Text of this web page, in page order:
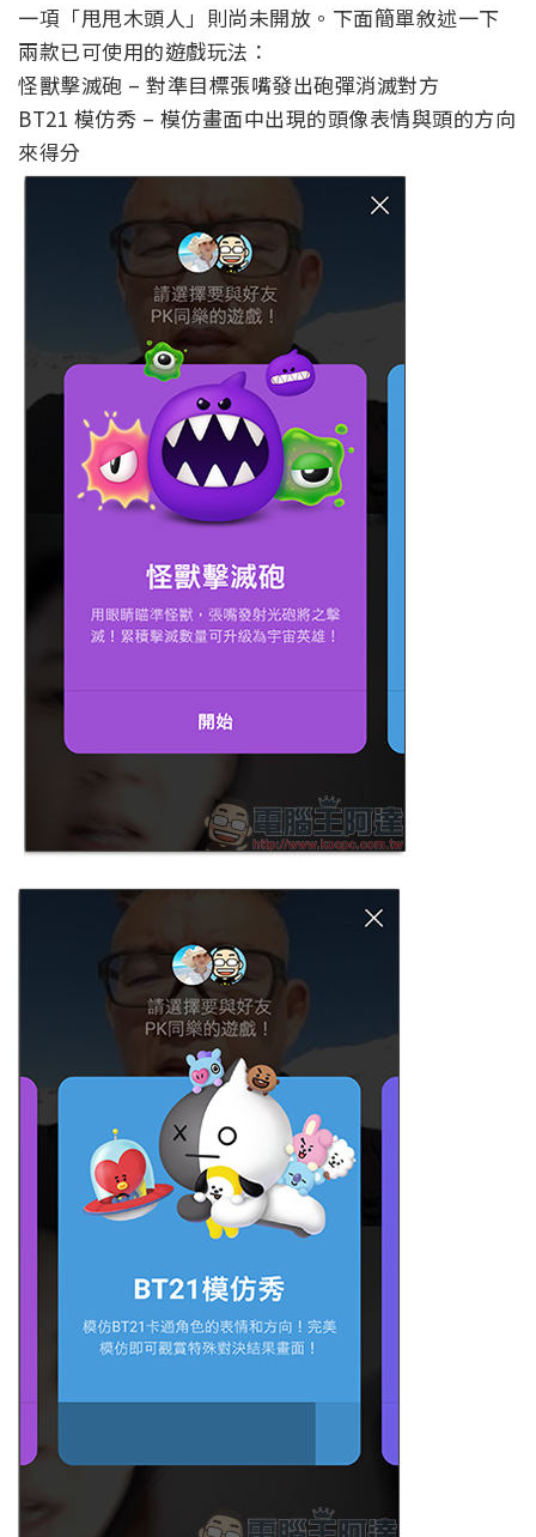
一項「甩甩木頭人」則尚未開放。下面簡單敘述一下
兩款已可使用的遊戲玩法：
怪獸擊滅砲 – 對準目標張嘴發出砲彈消滅對方
BT21 模仿秀 – 模仿畫面中出現的頭像表情與頭的方向
來得分